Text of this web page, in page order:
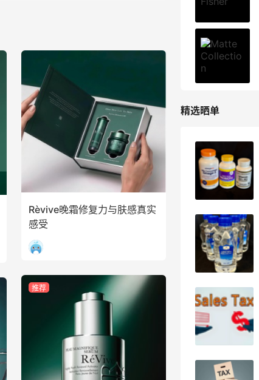
Rèvive晚霜修复力与肤感真实
感受
推荐
精选晒单
XHS姐妹太会省了！！iHerb这波操作直
iherb购入鱼油镁片Q10三件套
Quest蛋白棒 | 水果麦片味太好吃了！
iHerb下单基础营养三件套